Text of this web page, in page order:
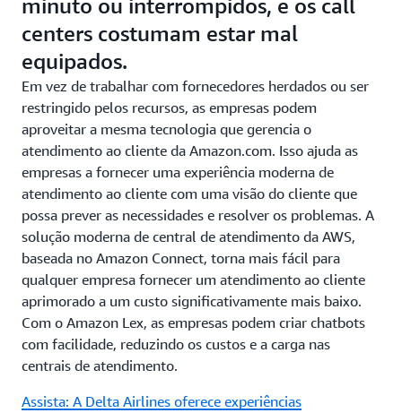
minuto ou interrompidos, e os call
centers costumam estar mal
equipados.
Em vez de trabalhar com fornecedores herdados ou ser
restringido pelos recursos, as empresas podem
aproveitar a mesma tecnologia que gerencia o
atendimento ao cliente da Amazon.com. Isso ajuda as
empresas a fornecer uma experiência moderna de
atendimento ao cliente com uma visão do cliente que
possa prever as necessidades e resolver os problemas. A
solução moderna de central de atendimento da AWS,
baseada no Amazon Connect, torna mais fácil para
qualquer empresa fornecer um atendimento ao cliente
aprimorado a um custo significativamente mais baixo.
Com o Amazon Lex, as empresas podem criar chatbots
com facilidade, reduzindo os custos e a carga nas
centrais de atendimento.
Assista: A Delta Airlines oferece experiências